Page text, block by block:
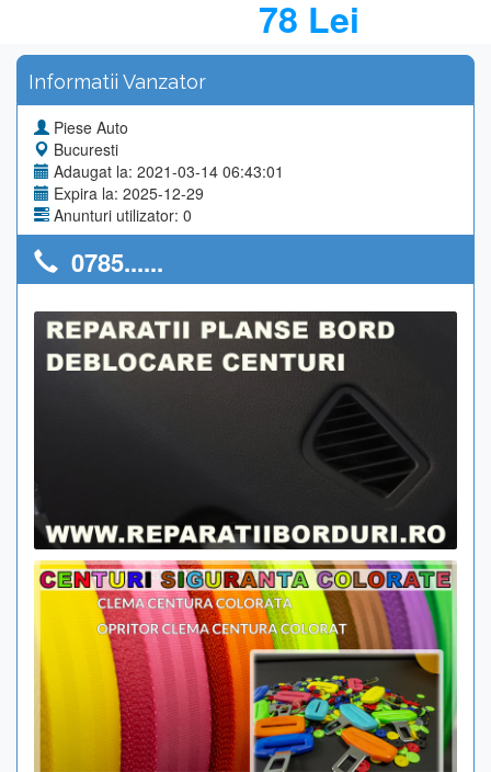
78 Lei
Informatii Vanzator
Piese Auto
Bucuresti
Adaugat la: 2021-03-14 06:43:01
Expira la: 2025-12-29
Anunturi utilizator: 0
0785......